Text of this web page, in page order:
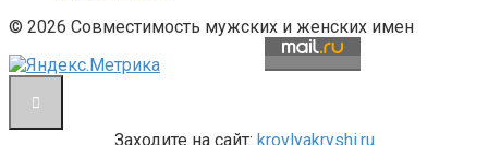
© 2026 Совместимость мужских и женских имен
Заходите на сайт: krovlyakryshi.ru